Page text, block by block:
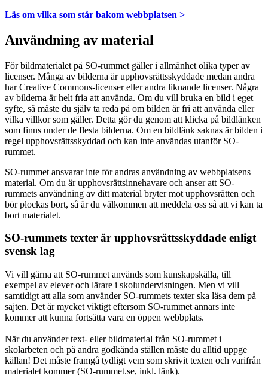
Läs om vilka som står bakom webbplatsen >
Användning av material
För bildmaterialet på SO-rummet gäller i allmänhet olika typer av
licenser. Många av bilderna är upphovsrättsskyddade medan andra
har Creative Commons-licenser eller andra liknande licenser. Några
av bilderna är helt fria att använda. Om du vill bruka en bild i eget
syfte, så måste du själv ta reda på om bilden är fri att använda eller
vilka villkor som gäller. Detta gör du genom att klicka på bildlänken
som finns under de flesta bilderna. Om en bildlänk saknas är bilden i
regel upphovsrättsskyddad och kan inte användas utanför SO-
rummet.
SO-rummet ansvarar inte för andras användning av webbplatsens
material. Om du är upphovsrättsinnehavare och anser att SO-
rummets användning av ditt material bryter mot upphovsrätten och
bör plockas bort, så är du välkommen att meddela oss så att vi kan ta
bort materialet.
SO-rummets texter är upphovsrättsskyddade enligt
svensk lag
Vi vill gärna att SO-rummet används som kunskapskälla, till
exempel av elever och lärare i skolundervisningen. Men vi vill
samtidigt att alla som använder SO-rummets texter ska läsa dem på
sajten. Det är mycket viktigt eftersom SO-rummet annars inte
kommer att kunna fortsätta vara en öppen webbplats.
När du använder text- eller bildmaterial från SO-rummet i
skolarbeten och på andra godkända ställen måste du alltid uppge
källan! Det måste framgå tydligt vem som skrivit texten och varifrån
materialet kommer (SO-rummet.se, inkl. länk).